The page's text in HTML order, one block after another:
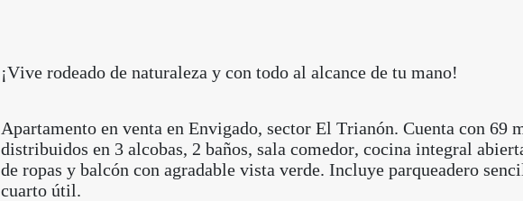
¡Vive rodeado de naturaleza y con todo al alcance de tu mano!
Apartamento en venta en Envigado, sector El Trianón. Cuenta con 69
distribuidos en 3 alcobas, 2 baños, sala comedor, cocina integral
de ropas y balcón con agradable vista verde. Incluye parqueadero
cuarto útil.